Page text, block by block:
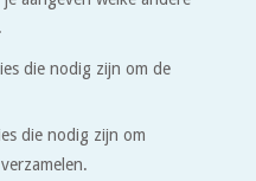
die nodig zijn om de
die nodig zijn om